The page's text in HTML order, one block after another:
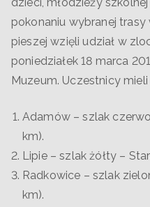
pokonaniu wybranej
pieszej wzięli udział w
poniedziałek 18 marca
Muzeum. Uczestnicy
Adamów – szlak
km).
Lipie – szlak żółty –
Radkowice – szlak
km).